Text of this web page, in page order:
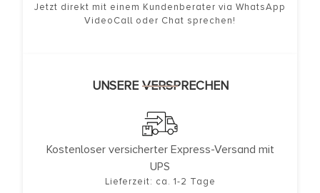
Jetzt direkt mit einem Kundenberater via WhatsApp
VideoCall oder Chat sprechen!
UNSERE VERSPRECHEN
Kostenloser versicherter Express-Versand mit
UPS
Lieferzeit: ca. 1-2 Tage